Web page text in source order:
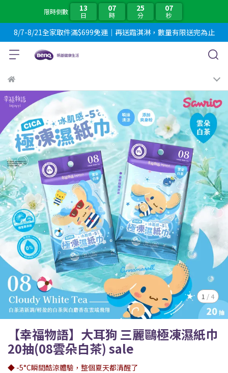
限時倒數 13
日
07
時
25
分
04
秒
8/7-8/21全家取件滿$699免運｜再送霜淇淋，數量有限送完為止
1 / 4
【幸福物語】大耳狗 三麗鷗極凍濕紙巾
20抽(08雲朵白茶) sale
◆ -5°C瞬間酷涼體驗，整個夏天都清醒了